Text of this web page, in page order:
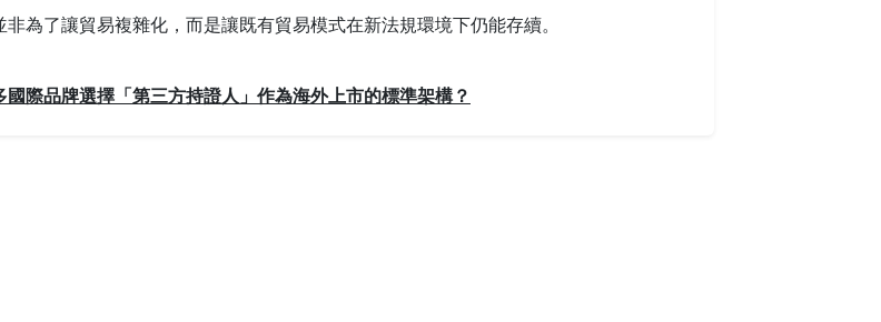
為了讓貿易複雜化，而是讓既有貿易模式在新法規環境下仍能存續。
國際品牌選擇「第三方持證人」作為海外上市的標準架構？